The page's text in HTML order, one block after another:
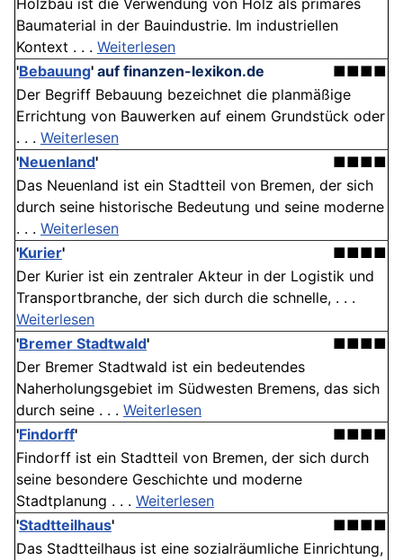
Holzbau ist die Verwendung von Holz als primäres
Baumaterial in der Bauindustrie. Im industriellen
Kontext . . . Weiterlesen
'Bebauung' auf finanzen-lexikon.de
■■■■
Der Begriff Bebauung bezeichnet die planmäßige
Errichtung von Bauwerken auf einem Grundstück oder
. . . Weiterlesen
'Neuenland'
■■■■
Das Neuenland ist ein Stadtteil von Bremen, der sich
durch seine historische Bedeutung und seine moderne
. . . Weiterlesen
'Kurier'
■■■■
Der Kurier ist ein zentraler Akteur in der Logistik und
Transportbranche, der sich durch die schnelle, . . .
Weiterlesen
'Bremer Stadtwald'
■■■■
Der Bremer Stadtwald ist ein bedeutendes
Naherholungsgebiet im Südwesten Bremens, das sich
durch seine . . . Weiterlesen
'Findorff'
■■■■
Findorff ist ein Stadtteil von Bremen, der sich durch
seine besondere Geschichte und moderne
Stadtplanung . . . Weiterlesen
'Stadtteilhaus'
■■■■
Das Stadtteilhaus ist eine sozialräumliche Einrichtung,